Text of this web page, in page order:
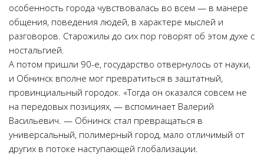
особенность города чувствовалась во всем — в манере
общения, поведения людей, в характере мыслей и
разговоров. Старожилы до сих пор говорят об этом духе с
ностальгией.
А потом пришли 90-е, государство отвернулось от науки,
и Обнинск вполне мог превратиться в заштатный,
провинциальный городок. «Тогда он оказался совсем не
на передовых позициях, — вспоминает Валерий
Васильевич. — Обнинск стал превращаться в
универсальный, полимерный город, мало отличимый от
других в потоке наступающей глобализации.